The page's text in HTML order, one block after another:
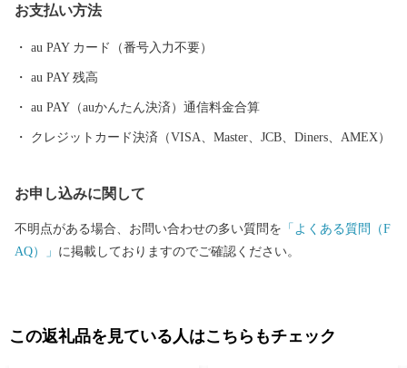
木工品、陶芸など、 多種多様な謝礼品を取り揃えており、 なかで
も果物（ぶどう・梨・柿・いちじく・桃・いちご）、パシーマは
お支払い方法
au PAY カード（番号入力不要）
au PAY 残高
au PAY（auかんたん決済）通信料金合算
クレジットカード決済（VISA、Master、JCB、Diners、AMEX）
お申し込みに関して
不明点がある場合、お問い合わせの多い質問を 「よくある質問（F
AQ）」 に掲載しておりますのでご確認ください。
この返礼品を見ている人はこちらもチェック